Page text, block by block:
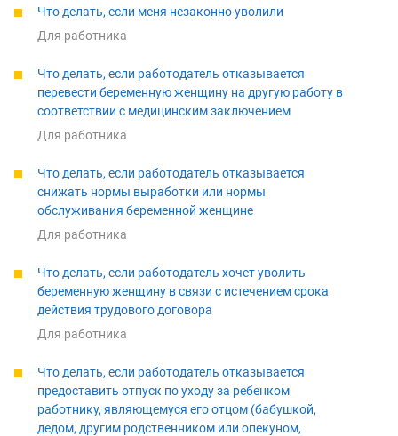
Что делать, если меня незаконно уволили
Для работника
Что делать, если работодатель отказывается
перевести беременную женщину на другую работу в
соответствии с медицинским заключением
Для работника
Что делать, если работодатель отказывается
снижать нормы выработки или нормы
обслуживания беременной женщине
Для работника
Что делать, если работодатель хочет уволить
беременную женщину в связи с истечением срока
действия трудового договора
Для работника
Что делать, если работодатель отказывается
предоставить отпуск по уходу за ребенком
работнику, являющемуся его отцом (бабушкой,
дедом, другим родственником или опекуном,